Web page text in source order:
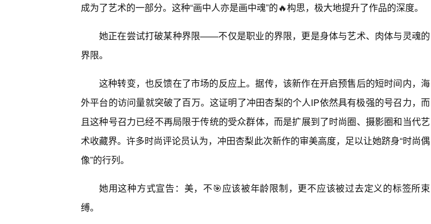
成为了艺术的一部分。这种“画中人亦是画中魂”的🔥构思，极大地提升了作品的深度。
她正在尝试打破某种界限——不仅是职业的界限，更是身体与艺术、肉体与灵魂的
界限。
这种转变，也反馈在了市场的反应上。据传，该新作在开启预售后的短时间内，海
外平台的访问量就突破了百万。这证明了冲田杏梨的个人IP依然具有极强的号召力，而
且这种号召力已经不再局限于传统的受众群体，而是扩展到了时尚圈、摄影圈和当代艺
术收藏界。许多时尚评论员认为，冲田杏梨此次新作的审美高度，足以让她跻身“时尚偶
像”的行列。
她用这种方式宣告：美，不🎯应该被年龄限制，更不应该被过去定义的标签所束
缚。